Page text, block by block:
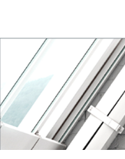
ACCUEIL
PRODUITS
DOCUMENTATIONS
COULEURS